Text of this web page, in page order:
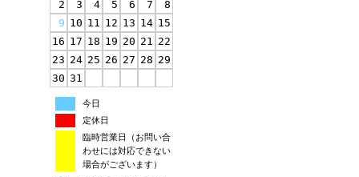
2
3 4 5 6 7
8
9 10 11 12 13 14 15
16 17 18 19 20 21 22
23 24 25 26 27 28 29
30 31
今日
定休日
臨時営業日（お問い合
わせには対応できない
場合がございます）